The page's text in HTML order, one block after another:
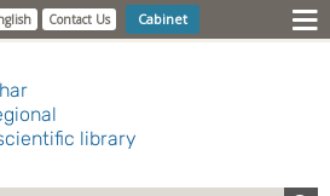
Contact Us Cabinet
library